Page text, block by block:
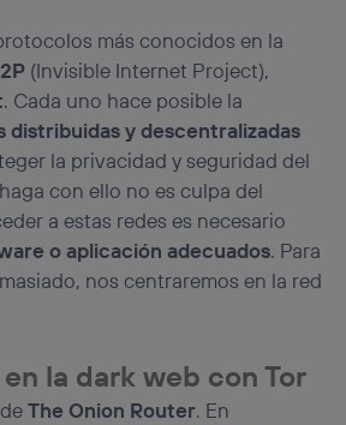
más conocidos en la
(Invisible Internet Project),
. Cada uno hace posible la
distribuidas y descentralizadas
la privacidad y seguridad del
con ello no es culpa del
a estas redes es necesario
o aplicación adecuados. Para
nos centraremos en la red
la dark web con Tor
deThe Onion Router. En